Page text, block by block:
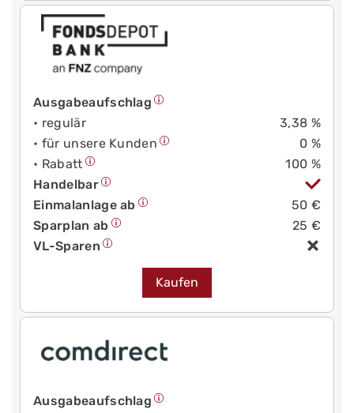
Ausgabeaufschlag
• regulär
3,38 %
• für unsere Kunden
0 %
• Rabatt
100 %
Handelbar
Einmalanlage ab
50 €
Sparplan ab
25 €
VL-Sparen
Kaufen
Ausgabeaufschlag